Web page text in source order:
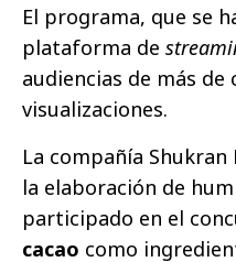
El programa, que se
plataforma de
audiencias de más
visualizaciones.
La compañía Shukran
la elaboración de
participado en el
cacao como